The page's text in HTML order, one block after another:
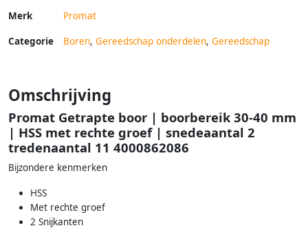
Merk Promat
Categorie Boren, Gereedschap onderdelen, Gereedschap
Omschrijving
Promat Getrapte boor | boorbereik 30-40 mm
| HSS met rechte groef | snedeaantal 2
tredenaantal 11 4000862086
Bijzondere kenmerken
HSS
Met rechte groef
2 Snijkanten